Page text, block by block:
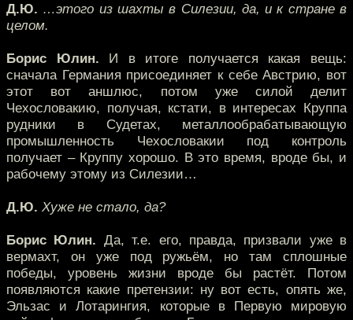
Д.Ю. …этого из шахты в Силезии, да, и к стране в
целом.
Борис Юлин. И в итоге получается какая вещь:
сначала Германия присоединяет к себе Австрию, вот
этот вот аншлюс, потом уже силой делит
Чехословакию, получая, кстати, в интересах Круппа
рудники в Судетах, металлообрабатывающую
промышленность Чехословакии под контроль
получает – Круппу хорошо. В это время, вроде бы, и
рабочему этому из Силезии…
Д.Ю. Хуже не стало, да?
Борис Юлин. Да, т.е. его, правда, призвали уже в
вермахт, он уже под ружьём, но там сплошные
победы, уровень жизни вроде бы растёт. Потом
появляются какие претензии: ну вот есть, опять же,
Эльзас и Лотарингия, которые в Первую мировую